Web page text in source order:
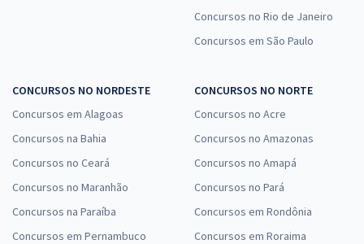
Concursos no Rio de Janeiro
Concursos em São Paulo
CONCURSOS NO NORDESTE
Concursos em Alagoas
Concursos na Bahia
Concursos no Ceará
Concursos no Maranhão
Concursos na Paraíba
Concursos em Pernambuco
CONCURSOS NO NORTE
Concursos no Acre
Concursos no Amazonas
Concursos no Amapá
Concursos no Pará
Concursos em Rondônia
Concursos em Roraima